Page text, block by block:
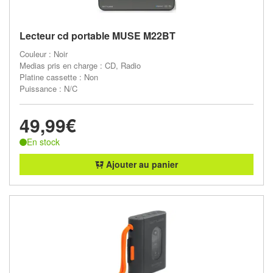
Lecteur cd portable MUSE M22BT
Couleur : Noir
Medias pris en charge : CD, Radio
Platine cassette : Non
Puissance : N/C
49,99€
En stock
Ajouter au panier